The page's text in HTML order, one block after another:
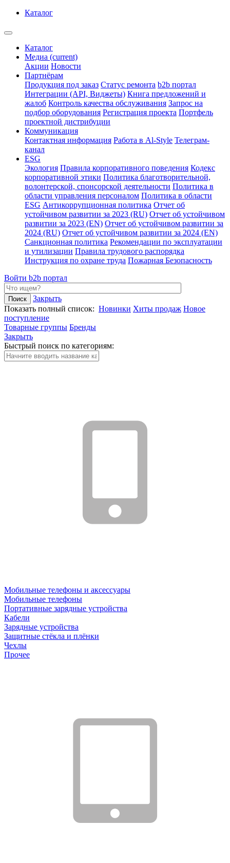
Каталог
Каталог
Медиа (current)
Акции Новости
Партнёрам
Продукция под заказ Статус ремонта b2b портал
Интеграции (API, Виджеты) Книга предложений и
жалоб Контроль качества обслуживания Запрос на
подбор оборудования Регистрация проекта Портфель
проектной дистрибуции
Коммуникация
Контактная информация Работа в Al-Style Телеграм-
канал
ESG
Экология Правила корпоративного поведения Кодекс
корпоративной этики Политика благотворительной,
волонтерской, спонсорской деятельности Политика в
области управления персоналом Политика в области
ESG Антикоррупционная политика Отчет об
устойчивом развитии за 2023 (RU) Отчет об устойчивом
развитии за 2023 (EN) Отчет об устойчивом развитии за
2024 (RU) Отчет об устойчивом развитии за 2024 (EN)
Санкционная политика Рекомендации по эксплуатации
и утилизации Правила трудового распорядка
Инструкция по охране труда Пожарная Безопасность
Войти b2b портал
Закрыть
Показать полный список: Новинки Хиты продаж Новое
поступление
Товарные группы Бренды
Закрыть
Быстрый поиск по категориям:
Мобильные телефоны и аксессуары
Мобильные телефоны
Портативные зарядные устройства
Кабели
Зарядные устройства
Защитные стёкла и плёнки
Чехлы
Прочее